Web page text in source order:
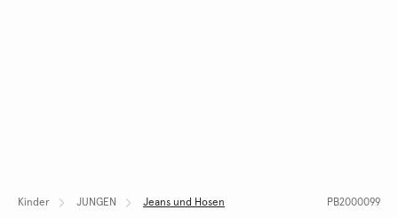
Kinder JUNGEN Jeans und Hosen PB2000099